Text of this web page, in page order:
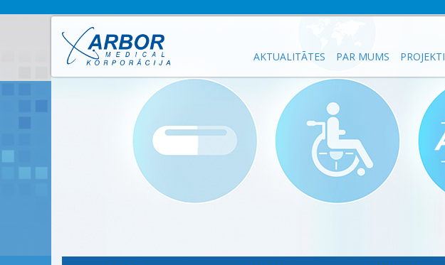
AKTUALITĀTES PAR MUMS PROJEKTI